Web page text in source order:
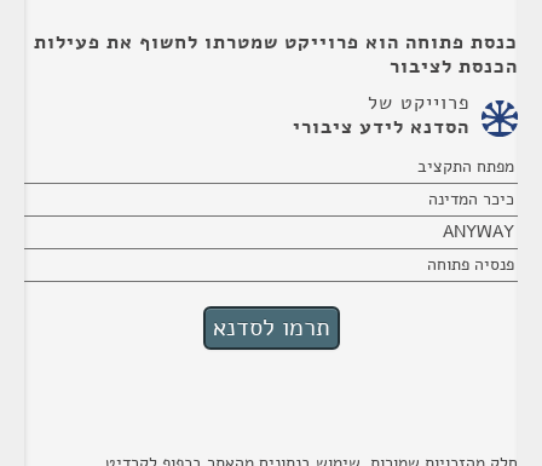
כנסת פתוחה הוא פרוייקט שמטרתו לחשוף את פעילות
הכנסת לציבור
פרוייקט של
הסדנא לידע ציבורי
מפתח התקציב
כיכר המדינה
ANYWAY
פנסיה פתוחה